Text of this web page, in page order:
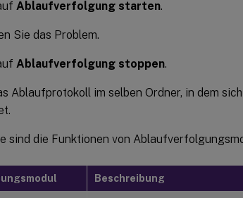
Ablaufverfolgung starten.
Sie das Problem.
Ablaufverfolgung stoppen.
Ablaufprotokoll im selben Ordner, in dem
sind die Funktionen von
Beschreibung